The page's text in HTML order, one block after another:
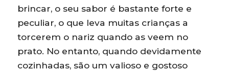
brincar, o seu sabor é bastante forte e
peculiar, o que leva muitas crianças a
torcerem o nariz quando as veem no
prato. No entanto, quando devidamente
cozinhadas, são um valioso e gostoso